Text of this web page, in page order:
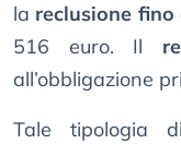
la reclusione fino
516 euro. Il
all’obbligazione
Tale tipologia